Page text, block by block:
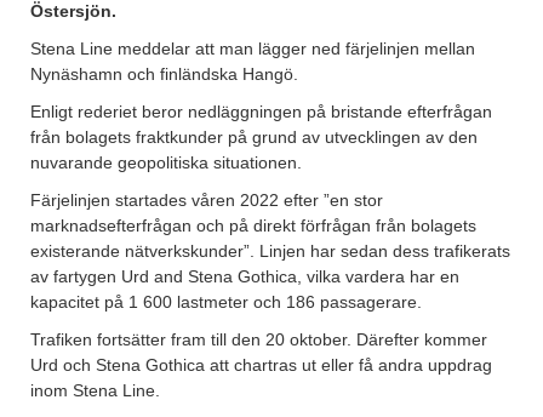
Östersjön.
Stena Line meddelar att man lägger ned färjelinjen mellan
Nynäshamn och finländska Hangö.
Enligt rederiet beror nedläggningen på bristande efterfrågan
från bolagets fraktkunder på grund av utvecklingen av den
nuvarande geopolitiska situationen.
Färjelinjen startades våren 2022 efter ”en stor
marknadsefterfrågan och på direkt förfrågan från bolagets
existerande nätverkskunder”. Linjen har sedan dess trafikerats
av fartygen Urd and Stena Gothica, vilka vardera har en
kapacitet på 1 600 lastmeter och 186 passagerare.
Trafiken fortsätter fram till den 20 oktober. Därefter kommer
Urd och Stena Gothica att chartras ut eller få andra uppdrag
inom Stena Line.